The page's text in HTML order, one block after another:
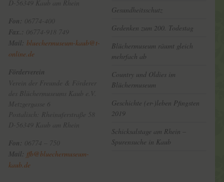
D-56349 Kaub am Rhein
Fon: 06774-400
Fax.: 06774-918 749
Mail: bluechermuseum-kaub@t-
online.de
Förderverein
Verein der Freunde & Förderer
des Blüchermuseums Kaub e.V.
Metzgergasse 6
Postalisch: Rheinuferstraße 58
D-56349 Kaub am Rhein
Fon: 06774 – 750
Mail: ffb@bluechermuseum-
kaub.de
Gesundheitsschutz
Gedenken zum 200. Todestag
Blüchermuseum räumt gleich
mehrfach ab
Country und Oldies im
Blüchermuseum
Geschichte (er-)leben Pfingsten
2019
Schicksalstage am Rhein –
Spurensuche in Kaub